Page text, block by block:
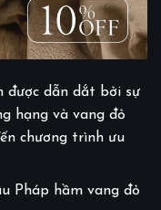
được dẫn dắt bởi sự
hạng và vang đỏ
chương trình ưu
Pháp hầm vang đỏ